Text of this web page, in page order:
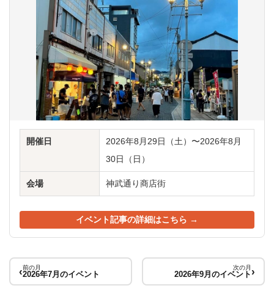
開催日
2026年8月29日（土）〜2026年8月
30日（日）
会場 神武通り商店街
イベント記事の詳細はこちら →
‹前の月
2026年7月のイベント
次の月
2026年9月のイベント›